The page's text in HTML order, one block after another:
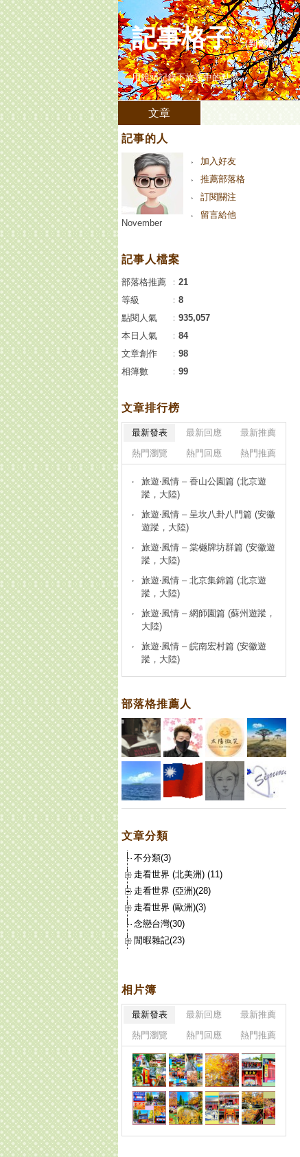
記事格子（到舊版）
用鏡頭記錄下旅途中的點滴。
文章
記事的人
加入好友
推薦部落格
訂閱關注
留言給他
November
記事人檔案
部落格推薦 ： 21
等級
： 8
點閱人氣
： 935,057
本日人氣
： 84
文章創作
： 98
相簿數
： 99
文章排行榜
最新發表 最新回應
最新推薦
熱門瀏覽
熱門回應 熱門推薦
旅遊‧風情 – 香山公園篇 (北京遊
蹤，大陸)
旅遊‧風情 – 呈坎八卦八門篇 (安徽
遊蹤，大陸)
旅遊‧風情 – 棠樾牌坊群篇 (安徽遊
蹤，大陸)
旅遊‧風情 – 北京集錦篇 (北京遊
蹤，大陸)
旅遊‧風情 – 網師園篇 (蘇州遊蹤，
大陸)
旅遊‧風情 – 皖南宏村篇 (安徽遊
蹤，大陸)
部落格推薦人
文章分類
不分類(3)
走看世界 (北美洲) (11)
走看世界 (亞洲)(28)
走看世界 (歐洲)(3)
念戀台灣(30)
閒暇雜記(23)
相片簿
最新發表 最新回應
最新推薦
熱門瀏覽
熱門回應 熱門推薦